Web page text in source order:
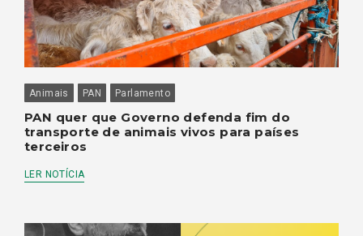
Animais PAN Parlamento
PAN quer que Governo defenda fim do
transporte de animais vivos para países
terceiros
LER NOTÍCIA